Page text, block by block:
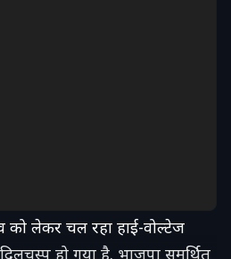
को लेकर चल रहा हाई-वोल्टेज